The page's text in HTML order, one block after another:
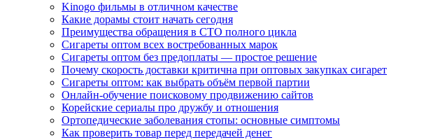
Kinogo фильмы в отличном качестве
Какие дорамы стоит начать сегодня
Преимущества обращения в СТО полного цикла
Сигареты оптом всех востребованных марок
Сигареты оптом без предоплаты — простое решение
Почему скорость доставки критична при оптовых закупках сигарет
Сигареты оптом: как выбрать объём первой партии
Онлайн-обучение поисковому продвижению сайтов
Корейские сериалы про дружбу и отношения
Ортопедические заболевания стопы: основные симптомы
Как проверить товар перед передачей денег